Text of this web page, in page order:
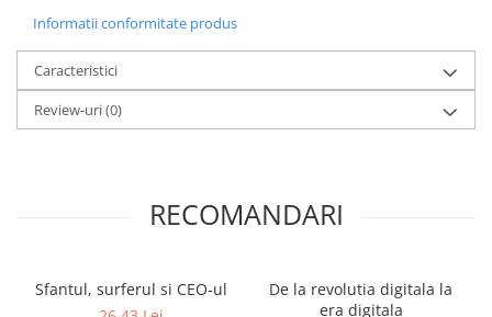
Informatii conformitate produs
Caracteristici
Review-uri(0)
RECOMANDARI
Sfantul, surferul si CEO-ul
De la revolutia digitala la
era digitala